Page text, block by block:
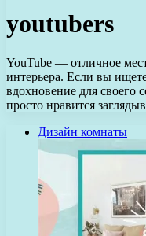
youtubers
YouTube — отличное
интерьера. Если вы
вдохновение для своего
просто нравится
Дизайн комнаты